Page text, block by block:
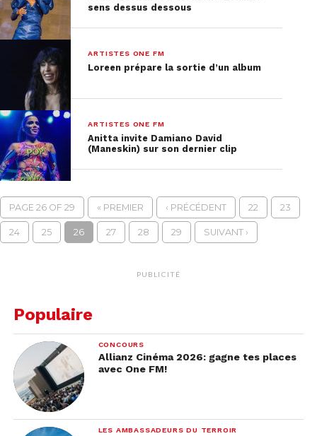
sens dessus dessous
ARTISTES ONE FM
Loreen prépare la sortie d’un album
ARTISTES ONE FM
Anitta invite Damiano David
(Maneskin) sur son dernier clip
PAGE 26 OF 29 « PREMIER ‹ PRÉCÉDENT 22 23
24 25 26 27 28 29 SUIVANT ›
PUBLICITÉ
Populaire
CONCOURS
Allianz Cinéma 2026: gagne tes places
avec One FM!
LES AMBASSADEURS DU TERROIR